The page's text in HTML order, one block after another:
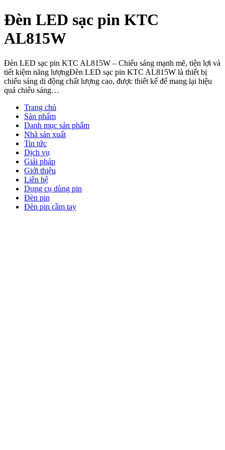
Đèn LED sạc pin KTC
AL815W
Đèn LED sạc pin KTC AL815W – Chiếu sáng mạnh mẽ, tiện lợi và
tiết kiệm năng lượngĐèn LED sạc pin KTC AL815W là thiết bị
chiếu sáng di động chất lượng cao, được thiết kế để mang lại hiệu
quả chiếu sáng…
Trang chủ
Sản phẩm
Danh mục sản phẩm
Nhà sản xuất
Tin tức
Dịch vụ
Giải pháp
Giới thiệu
Liên hệ
Dụng cụ dùng pin
Đèn pin
Đèn pin cầm tay